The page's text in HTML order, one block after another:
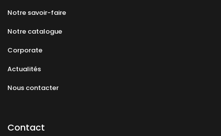
Notre savoir-faire
Notre catalogue
Corporate
Actualités
Nous contacter
Contact